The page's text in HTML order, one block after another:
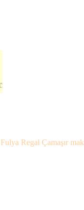
Regal Çamaşır